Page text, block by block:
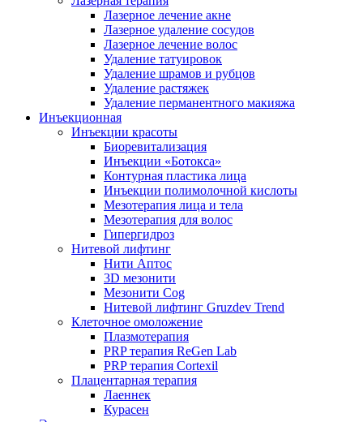
Лазерное лечение акне
Лазерное удаление сосудов
Лазерное лечение волос
Удаление татуировок
Удаление шрамов и рубцов
Удаление растяжек
Удаление перманентного макияжа
Инъекционная
Инъекции красоты
Биоревитализация
Инъекции «Ботокса»
Контурная пластика лица
Инъекции полимолочной кислоты
Мезотерапия лица и тела
Мезотерапия для волос
Гипергидроз
Нитевой лифтинг
Нити Аптос
3D мезонити
Мезонити Cog
Нитевой лифтинг Gruzdev Trend
Клеточное омоложение
Плазмотерапия
PRP терапия ReGen Lab
PRP терапия Cortexil
Плацентарная терапия
Лаеннек
Курасен